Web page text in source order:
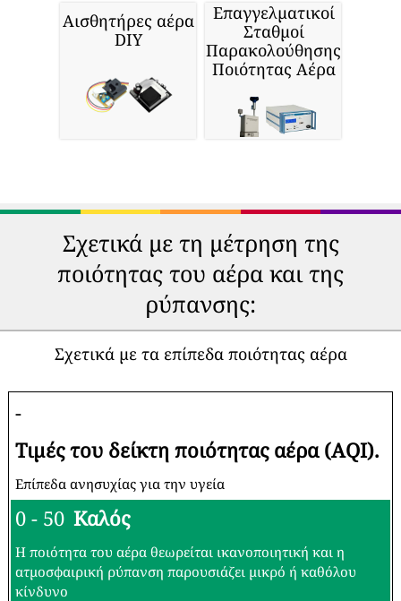
Αισθητήρες αέρα
DIY
Επαγγελματικοί
Σταθμοί
Παρακολούθησης
Ποιότητας Αέρα
Σχετικά με τη μέτρηση της
ποιότητας του αέρα και της
ρύπανσης:
Σχετικά με τα επίπεδα ποιότητας αέρα
-
Τιμές του δείκτη ποιότητας αέρα (AQI).
Επίπεδα ανησυχίας για την υγεία
0 - 50 Καλός
Η ποιότητα του αέρα θεωρείται ικανοποιητική και η
ατμοσφαιρική ρύπανση παρουσιάζει μικρό ή καθόλου
κίνδυνο